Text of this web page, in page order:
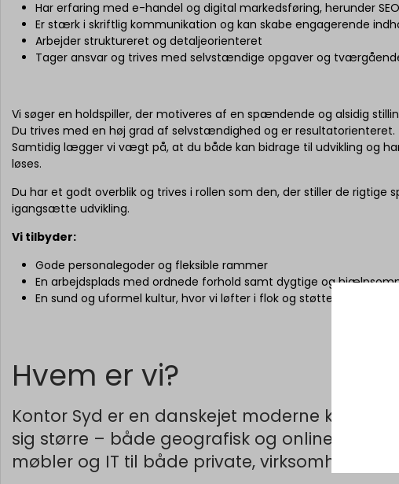
Har erfaring med e-handel og digital markedsføring, herunder
Er stærk i skriftlig kommunikation og kan skabe engagerende
Arbejder struktureret og detaljeorienteret
Tager ansvar og trives med selvstændige opgaver og
Vi søger en holdspiller, der motiveres af en spændende og alsidig
Du trives med en høj grad af selvstændighed og er resultatorienteret.
Samtidig lægger vi vægt på, at du både kan bidrage til udvikling og
løses.
Du har et godt overblik og trives i rollen som den, der stiller de
igangsætte udvikling.
Vi tilbyder:
Gode personalegoder og fleksible rammer
En arbejdsplads med ordnede forhold samt dygtige og
En sund og uformel kultur, hvor vi løfter i flok og støtter hinanden
Hvem er vi?
Kontor Syd er en danskejet moderne
sig større – både geografisk og online.
møbler og IT til både private, virksomheder